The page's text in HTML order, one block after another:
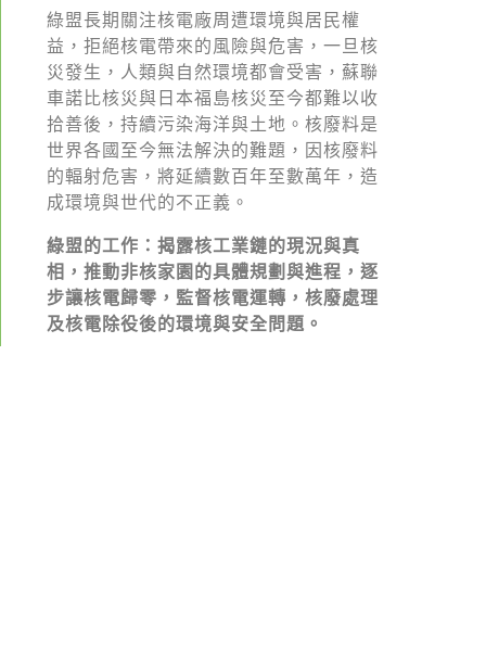
年度報告與財報
綠盟倡議
廢除核電
淨零轉型
透明足跡
綠盟觀點
新聞稿及聲明
投書及專欄
核電影
國際核電
綠盟長期關注核電廠周遭環境與居民權
益，拒絕核電帶來的風險與危害，一旦核
災發生，人類與自然環境都會受害，蘇聯
車諾比核災與日本福島核災至今都難以收
拾善後，持續污染海洋與土地。核廢料是
世界各國至今無法解決的難題，因核廢料
的輻射危害，將延續數百年至數萬年，造
成環境與世代的不正義。
綠盟的工作：揭露核工業鏈的現況與真
相，推動非核家園的具體規劃與進程，逐
步讓核電歸零，監督核電運轉，核廢處理
及核電除役後的環境與安全問題。